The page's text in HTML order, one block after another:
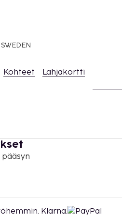
Kohteet Lahjakortti